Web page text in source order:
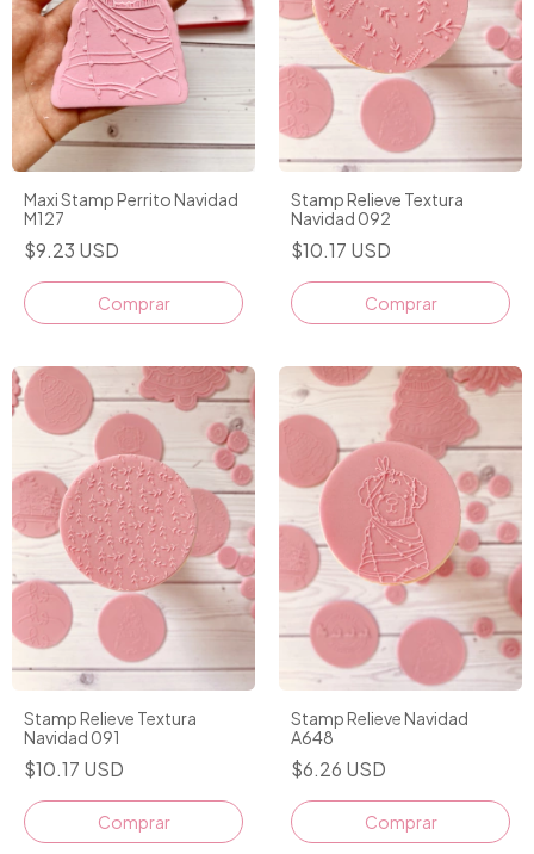
Maxi Stamp Perrito Navidad
M127
$9.23 USD
Comprar
Stamp Relieve Textura
Navidad 092
$10.17 USD
Comprar
Stamp Relieve Textura
Navidad 091
$10.17 USD
Comprar
Stamp Relieve Navidad
A648
$6.26 USD